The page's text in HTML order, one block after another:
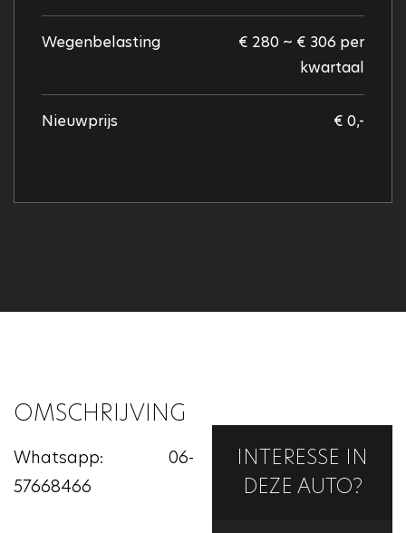
Wegenbelasting
€ 280 ~ € 306 per
kwartaal
Nieuwprijs € 0,-
OMSCHRIJVING
Whatsapp: 06-
57668466
INTERESSE IN
DEZE AUTO?